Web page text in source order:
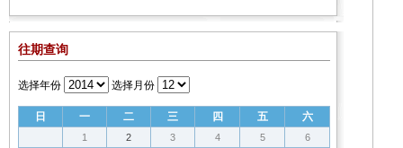
往期查询
选择年份 选择月份
日 一 二 三 四 五 六
1 2 3 4 5
6